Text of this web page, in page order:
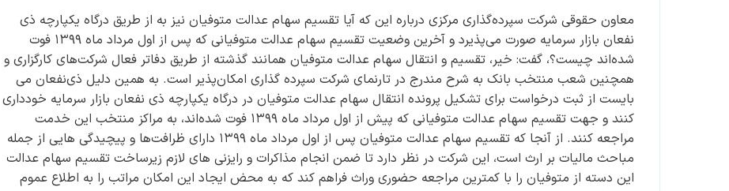
معاون حقوقی شرکت سپرده‌گذاری مرکزی درباره این که آیا تقسیم سهام عدالت متوفیان نیز به از طریق درگاه یکپارچه ذی
نفعان بازار سرمایه صورت می‌پذیرد و آخرین وضعیت تقسیم سهام عدالت متوفیانی که پس از اول مرداد ماه ۱۳۹۹ فوت
شده‌اند چیست؟، گفت: خیر، تقسیم و انتقال سهام عدالت متوفیان همانند گذشته از طریق دفاتر فعال شرکت‌های کارگزاری و
همچنین شعب منتخب بانک به شرح مندرج در تارنمای شرکت سپرده گذاری امکان‌پذیر است. به همین دلیل ذی‌نفعان می
بایست از ثبت درخواست برای تشکیل پرونده انتقال سهام عدالت متوفیان در درگاه یکپارچه ذی نفعان بازار سرمایه خودداری
کنند و جهت تقسیم سهام عدالت متوفیانی که پیش از اول مرداد ماه ۱۳۹۹ فوت شده‌اند، به مراکز منتخب این خدمت
مراجعه کنند. از آنجا که تقسیم سهام عدالت متوفیان پس از اول مرداد ماه ۱۳۹۹ دارای ظرافت‌ها و پیچیدگی هایی از جمله
مباحث مالیات بر ارث است، این شرکت در نظر دارد تا ضمن انجام مذاکرات و رایزنی های لازم زیرساخت تقسیم سهام عدالت
این دسته از متوفیان را با کمترین مراجعه حضوری وراث فراهم کند که به محض ایجاد این امکان مراتب را به اطلاع عموم